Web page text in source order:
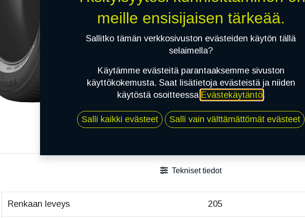
Toimitusehdot
Tekniset tiedot
Renkaan leveys 205
meille ensisijaisen tärkeää.
Sallitko tämän verkkosivuston evästeiden käytön tällä
selaimella?
Käytämme evästeitä parantaaksemme sivuston
käyttökokemusta. Saat lisätietoja evästeistä ja niiden
käytöstä osoitteessa Evästekäytäntö.
Salli kaikki evästeet Salli vain välttämättömät evästeet